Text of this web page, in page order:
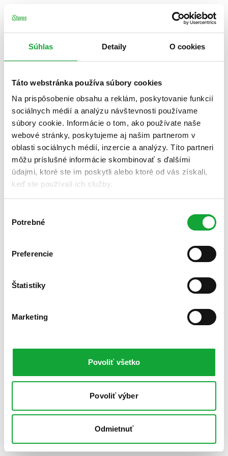
Súhlas Detaily O cookies
Táto webstránka používa súbory cookies
Na prispôsobenie obsahu a reklám, poskytovanie funkcií
sociálnych médií a analýzu návštevnosti používame
súbory cookie. Informácie o tom, ako používate naše
webové stránky, poskytujeme aj našim partnerom v
oblasti sociálnych médií, inzercie a analýzy. Títo partneri
môžu príslušné informácie skombinovať s ďalšími
údajmi, ktoré ste im poskytli alebo ktoré od vás získali,
keď ste používali ich služby.
súhlasu
Potrebné
Preferencie
Štatistiky
Marketing
Povoliť všetko
Povoliť výber
Odmietnuť